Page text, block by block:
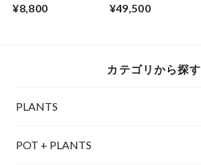
2026 アースデイ
¥8,800 ¥49,500
カテゴリから探す
PLANTS
POT + PLANTS